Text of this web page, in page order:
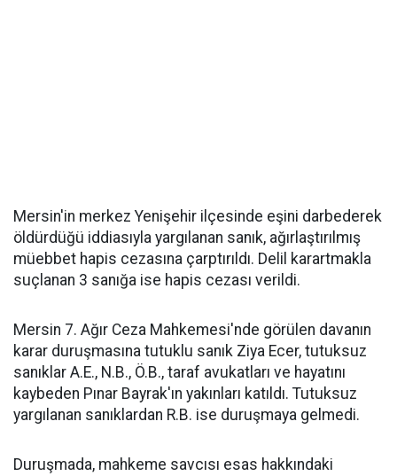
Mersin'in merkez Yenişehir ilçesinde eşini darbederek
öldürdüğü iddiasıyla yargılanan sanık, ağırlaştırılmış
müebbet hapis cezasına çarptırıldı. Delil karartmakla
suçlanan 3 sanığa ise hapis cezası verildi.
Mersin 7. Ağır Ceza Mahkemesi'nde görülen davanın
karar duruşmasına tutuklu sanık Ziya Ecer, tutuksuz
sanıklar A.E., N.B., Ö.B., taraf avukatları ve hayatını
kaybeden Pınar Bayrak'ın yakınları katıldı. Tutuksuz
yargılanan sanıklardan R.B. ise duruşmaya gelmedi.
Duruşmada, mahkeme savcısı esas hakkındaki